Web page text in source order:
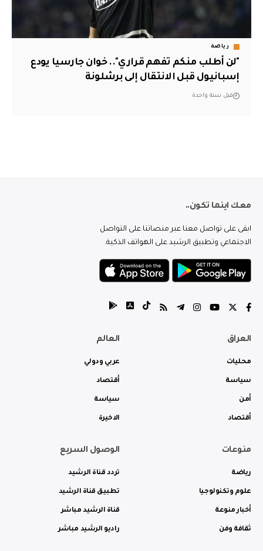
رياضة
"لن أطلب منكم تفهم قراري".. خوان جارسيا يودع
إسبانيول قبل الانتقال إلى برشلونة
قبل سنة واحدة
معك اينما تكون..
ابقى على تواصل معنا عبر منصاتنا على التواصل
الاجتماعي وتطبيق الرشيد على الهواتف الذكية.
العراق
محليات
سياسة
أمن
أقتصاد
العالم
عربي ودولي
أقتصاد
سياسة
الاخيرة
منوعات
رياضة
علوم وتكنولوجيا
أخبار منوعة
ثقافة وفن
الوصول السريع
تردد قناة الرشيد
تطبيق قناة الرشيد
قناة الرشيد مباشر
راديو الرشيد مباشر